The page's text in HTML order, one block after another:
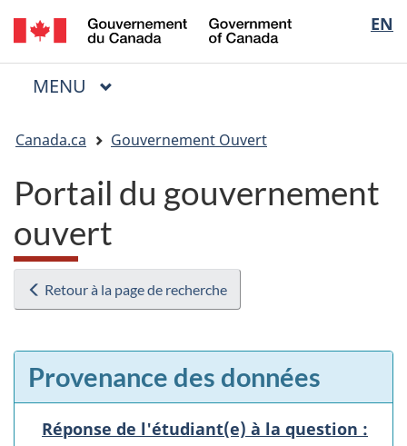
Passer
au
contenu
Passer
à
« Au
Passer
à
la
EN
of
Menu
MENU PRINCIPAL
êtes
ici
Canada.ca Gouvernement Ouvert
Portail du gouvernement
ouvert
Retour à la page de recherche
Provenance des données
Réponse de l'étudiant(e) à la question :